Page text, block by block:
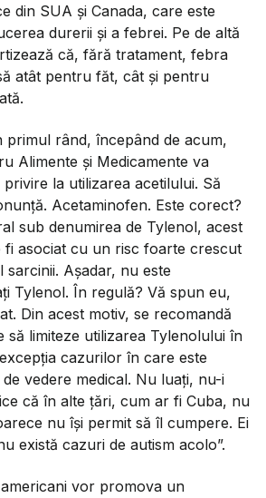
din SUA și Canada, care este
durerii și a febrei. Pe de altă
că, fără tratament, febra
atât pentru făt, cât și pentru
primul rând, începând de acum,
Alimente și Medicamente va
la utilizarea acetilului. Să
Acetaminofen. Este corect?
sub denumirea de Tylenol, acest
fi asociat cu un risc foarte crescut
sarcinii. Așadar, nu este
Tylenol. În regulă? Vă spun eu,
Din acest motiv, se recomandă
să limiteze utilizarea Tylenolului în
cazurilor în care este
vedere medical. Nu luați, nu-i
că în alte ţări, cum ar fi Cuba, nu
nu îşi permit să îl cumpere. Ei
există cazuri de autism acolo”.
vor promova un